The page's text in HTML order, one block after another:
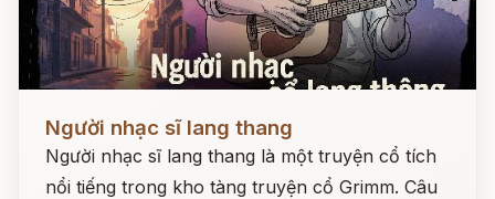
Người nhạc sĩ lang thang
Người nhạc sĩ lang thang là một truyện cổ tích
nổi tiếng trong kho tàng truyện cổ Grimm. Câu